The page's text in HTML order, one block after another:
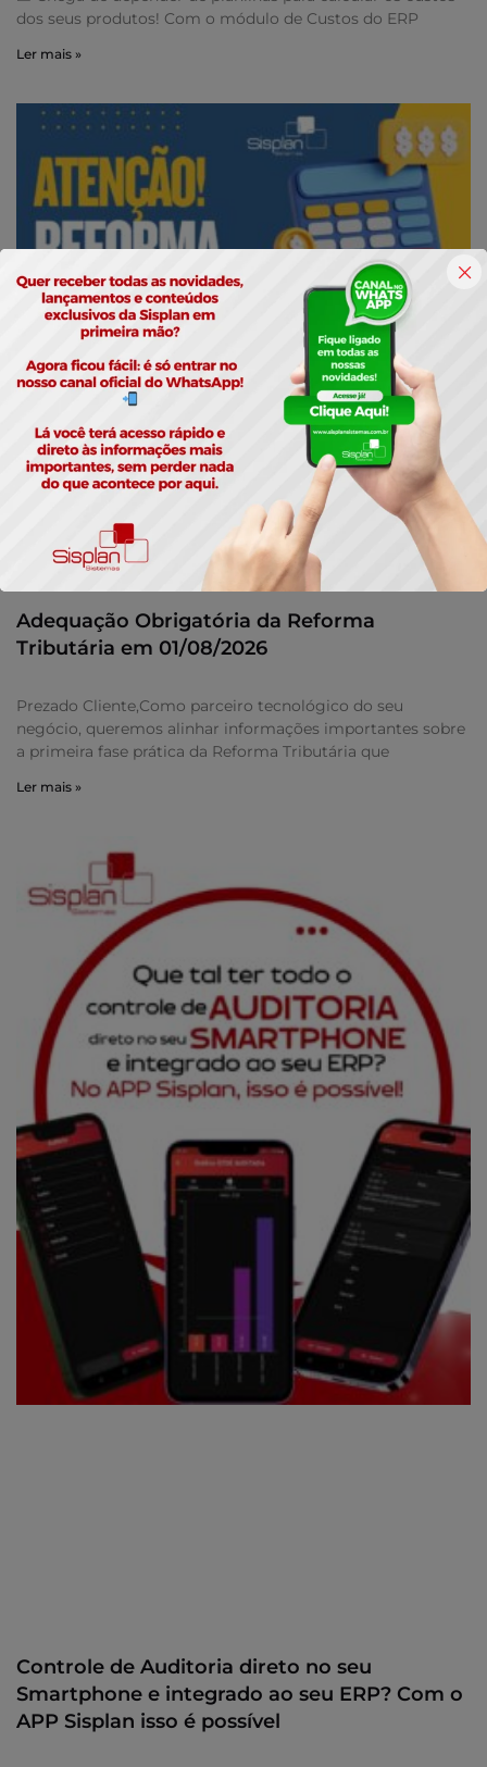
dos seus produtos! Com o módulo de Custos do ERP
Ler mais »
Adequação Obrigatória da Reforma
Tributária em 01/08/2026
Prezado Cliente,Como parceiro tecnológico do seu
negócio, queremos alinhar informações importantes sobre
a primeira fase prática da Reforma Tributária que
Ler mais »
Controle de Auditoria direto no seu
Smartphone e integrado ao seu ERP? Com o
APP Sisplan isso é possível